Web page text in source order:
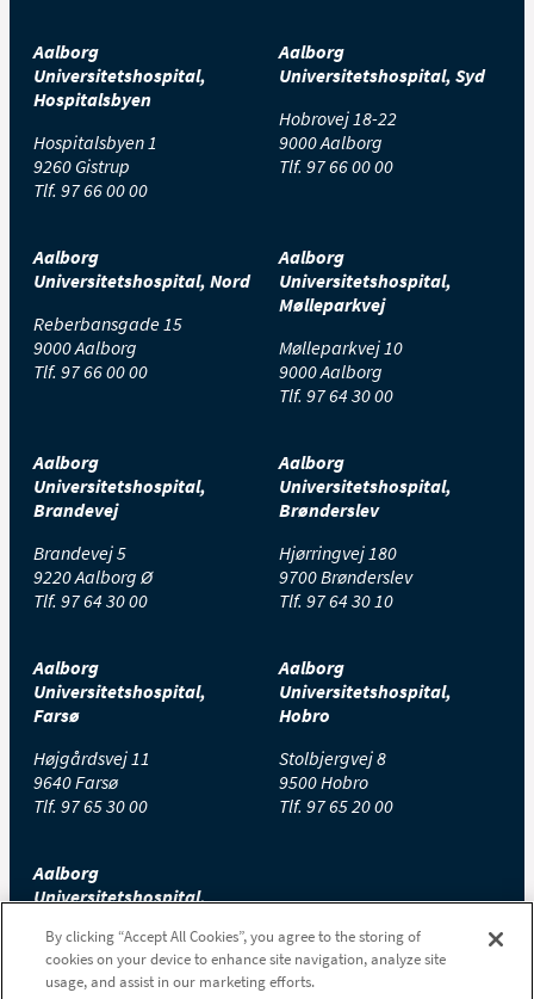
Aalborg
Universitetshospital,
Hospitalsbyen
Hospitalsbyen 1
9260 Gistrup
Tlf. 97 66 00 00
Aalborg
Universitetshospital, Syd
Hobrovej 18-22
9000 Aalborg
Tlf. 97 66 00 00
Aalborg
Universitetshospital, Nord
Reberbansgade 15
9000 Aalborg
Tlf. 97 66 00 00
Aalborg
Universitetshospital,
Mølleparkvej
Mølleparkvej 10
9000 Aalborg
Tlf. 97 64 30 00
Aalborg
Universitetshospital,
Brandevej
Brandevej 5
9220 Aalborg Ø
Tlf. 97 64 30 00
Aalborg
Universitetshospital,
Brønderslev
Hjørringvej 180
9700 Brønderslev
Tlf. 97 64 30 10
Aalborg
Universitetshospital,
Farsø
Højgårdsvej 11
9640 Farsø
Tlf. 97 65 30 00
Aalborg
Universitetshospital,
Hobro
Stolbjergvej 8
9500 Hobro
Tlf. 97 65 20 00
Aalborg
Universitetshospital,
Højtoftevej 2
7700 Thisted
By clicking “Accept All Cookies”, you agree to the storing of
cookies on your device to enhance site navigation, analyze site
usage, and assist in our marketing efforts.